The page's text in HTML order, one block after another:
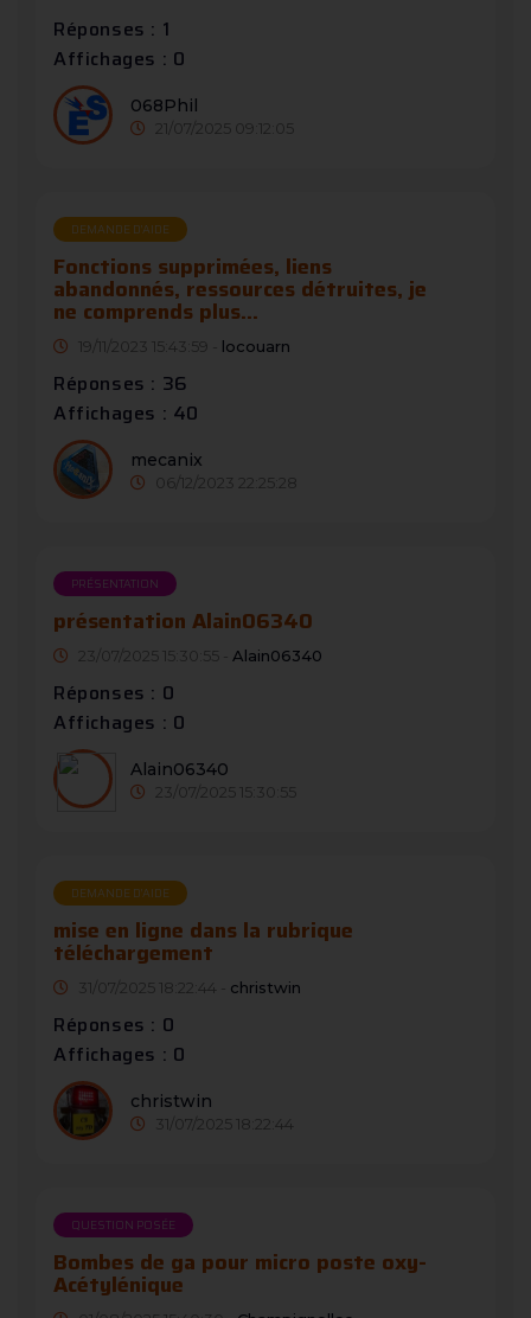
Réponses : 1
Affichages : 0
068Phil
21/07/2025 09:12:05
DEMANDE D’AIDE
Fonctions supprimées, liens
abandonnés, ressources détruites, je
ne comprends plus...
19/11/2023 15:43:59 - locouarn
Réponses : 36
Affichages : 40
mecanix
06/12/2023 22:25:28
PRÉSENTATION
présentation Alain06340
23/07/2025 15:30:55 - Alain06340
Réponses : 0
Affichages : 0
Alain06340
23/07/2025 15:30:55
DEMANDE D’AIDE
mise en ligne dans la rubrique
téléchargement
31/07/2025 18:22:44 - christwin
Réponses : 0
Affichages : 0
christwin
31/07/2025 18:22:44
QUESTION POSÉE
Bombes de ga pour micro poste oxy-
Acétylénique